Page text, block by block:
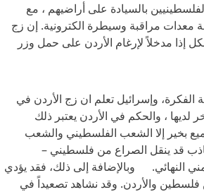
بالسيادة على أراضيهم ، مع
معدات مراقبة وسيطرة الكترونية. إن زج
إذا مدخلاً لإرغام الأردن على حمل وزر
وإسرائيل تعلم ان زج الأردن في
لديها ، والحكم في الأردن يعتبر ذلك
بخير إلا الشعب الفلسطيني والشعب
قد ينقل الصراع من فلسطيني –
النهائي. وبالإضافة إلى ذلك، فقد يؤدي
فلسطين والأردن. وقد نشاهد تصعيداً في